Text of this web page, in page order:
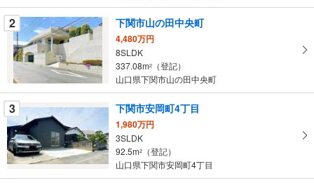
件
を
マ
イ
ー
ジ
に
保
存
す
る
2 下関市山の田中央町
4,480万円
8SLDK
337.08m2
（登記）
山口県下関市山の田中央町
3 下関市安岡町4丁目
1,980万円
3SLDK
92.5m2
（登記）
山口県下関市安岡町4丁目